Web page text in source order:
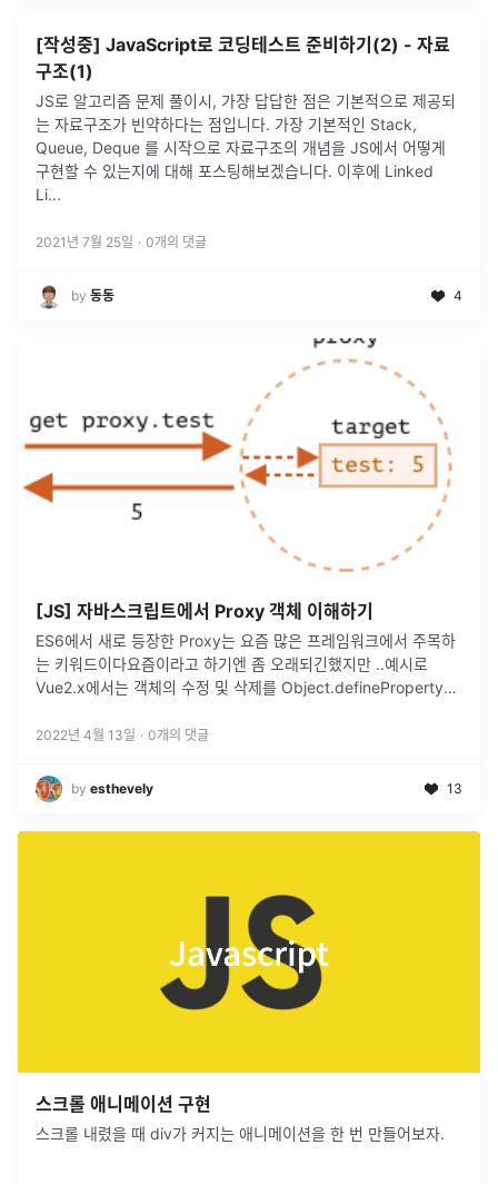
[작성중] JavaScript로 코딩테스트 준비하기(2) - 자료
구조(1)
JS로 알고리즘 문제 풀이시, 가장 답답한 점은 기본적으로 제공되
는 자료구조가 빈약하다는 점입니다. 가장 기본적인 Stack,
Queue, Deque 를 시작으로 자료구조의 개념을 JS에서 어떻게
구현할 수 있는지에 대해 포스팅해보겠습니다. 이후에 Linked
Li...
2021년 7월 25일 · 0개의 댓글
by 동동 4
[JS] 자바스크립트에서 Proxy 객체 이해하기
ES6에서 새로 등장한 Proxy는 요즘 많은 프레임워크에서 주목하
는 키워드이다요즘이라고 하기엔 좀 오래되긴했지만 ..예시로
Vue2.x에서는 객체의 수정 및 삭제를 Object.defineProperty의
2022년 4월 13일 · 0개의 댓글
by esthevely 13
스크롤 애니메이션 구현
스크롤 내렸을 때 div가 커지는 애니메이션을 한 번 만들어보자.